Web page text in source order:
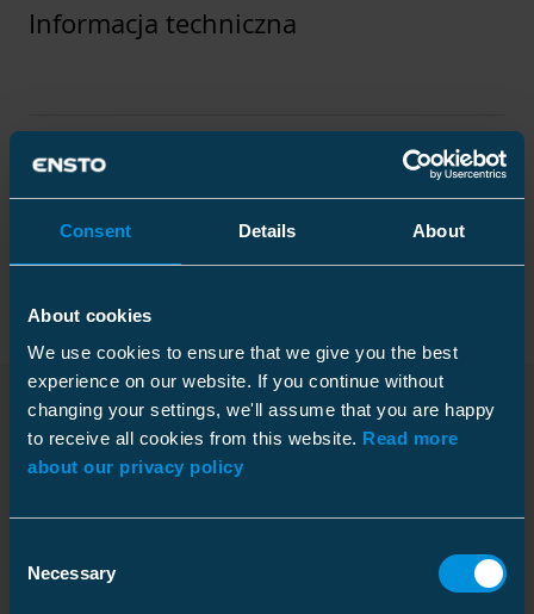
Consent Details About
About cookies
We use cookies to ensure that we give you the best
experience on our website. If you continue without
changing your settings, we'll assume that you are happy
to receive all cookies from this website. Read more
about our privacy policy
Selection
Necessary
Informacja techniczna
Specyfikacja techniczna
Wymiary
Ciężar
0.329 kg
Wysokość
Żyła główna mm²
Opakowanie
Karton
Wysokość
Pliki do pobrania
Instrukcja montazu